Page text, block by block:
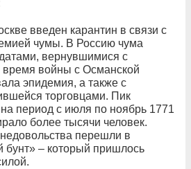
введен карантин в связи с
чумы. В Россию чума
вернувшимися с
время войны c Османской
эпидемия, а также с
торговцами. Пик
период с июля по ноябрь 1771
более тысячи человек.
перешли в
бунт» – который пришлось